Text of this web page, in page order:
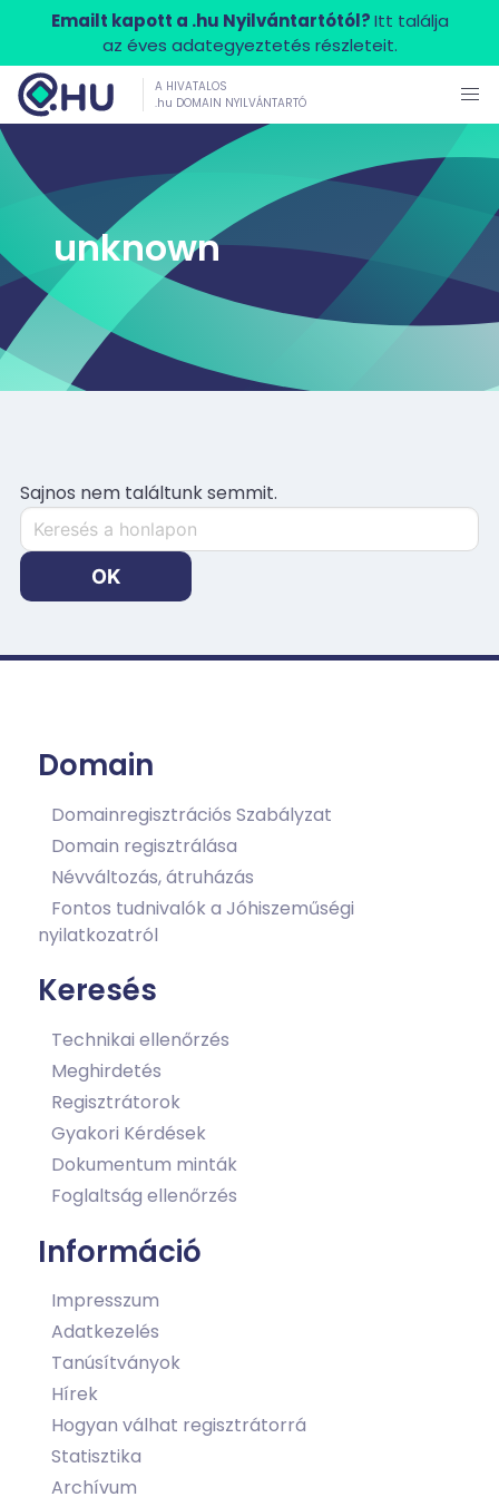
Emailt kapott a .hu Nyilvántartótól?Itt találja
az éves adategyeztetés részleteit.
A HIVATALOS
.hu DOMAIN NYILVÁNTARTÓ
unknown
Sajnos nem találtunk semmit.
Keresés
a
honlapon:OK
Domain
Domainregisztrációs Szabályzat
Domain regisztrálása
Névváltozás, átruházás
Fontos tudnivalók a Jóhiszeműségi
nyilatkozatról
Keresés
Technikai ellenőrzés
Meghirdetés
Regisztrátorok
Gyakori Kérdések
Dokumentum minták
Foglaltság ellenőrzés
Információ
Impresszum
Adatkezelés
Tanúsítványok
Hírek
Hogyan válhat regisztrátorrá
Statisztika
Archívum